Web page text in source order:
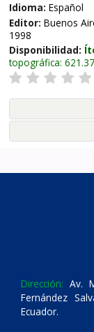
Idioma: Español
Editor: Buenos
1998
Disponibilidad:
topográfica:
Dirección: Av.
Fernández
Ecuador.